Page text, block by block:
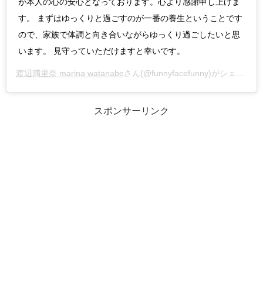
す。 まずはゆっくりと過ごすのが一番の養生ということです
ので、家族で体調と向き合いながらゆっくり過ごしたいと思
います。 見守っていただけますと幸いです。
渡辺満里奈 marina watanabeさん(@funnyfacefunny)がシェアした投稿 –
スポンサーリンク